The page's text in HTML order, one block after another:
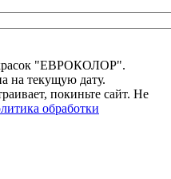
"ЕВРОКОЛОР".
на текущую дату.
покиньте сайт. Не
обработки